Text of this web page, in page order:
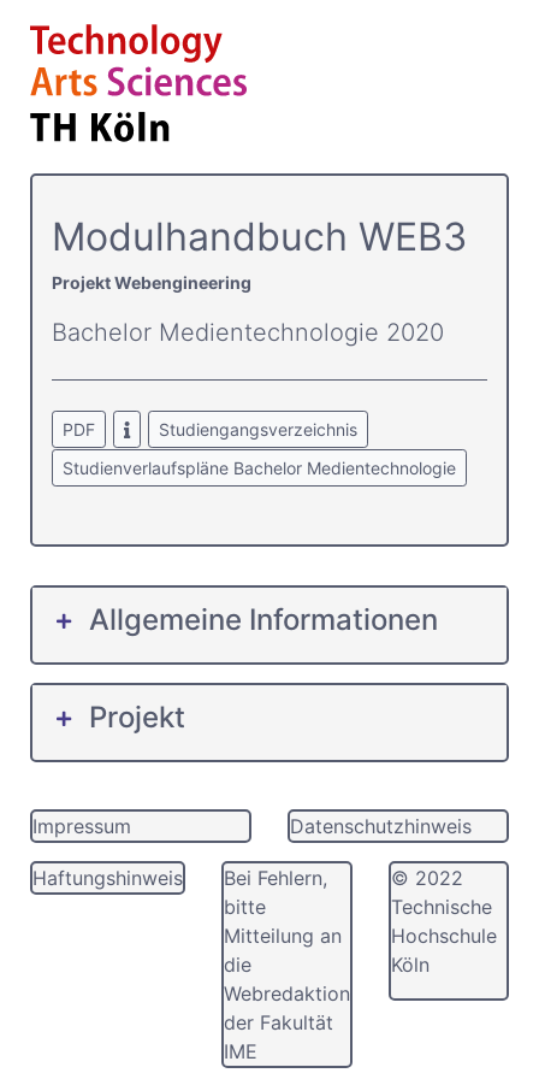
Modulhandbuch WEB3
Projekt Webengineering
Bachelor Medientechnologie 2020
PDF
Studiengangsverzeichnis
Studienverlaufspläne Bachelor Medientechnologie
Allgemeine Informationen
Projekt
Impressum Datenschutzhinweis
Haftungshinweis
Bei Fehlern,
bitte
Mitteilung an
die
Webredaktion
der Fakultät
IME
© 2022
Technische
Hochschule
Köln